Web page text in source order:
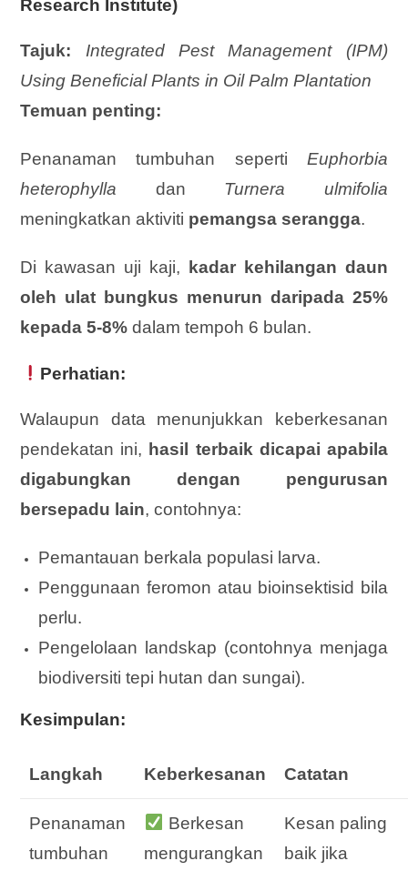
Research Institute)
Tajuk:
Integrated Pest Management (IPM)
Using Beneficial Plants in Oil Palm Plantation
Temuan penting:
Penanaman tumbuhan seperti Euphorbia
heterophylla dan Turnera ulmifolia
meningkatkan aktiviti pemangsa serangga.
Di kawasan uji kaji, kadar kehilangan daun
oleh ulat bungkus menurun daripada 25%
kepada 5-8% dalam tempoh 6 bulan.
Perhatian:
Walaupun data menunjukkan keberkesanan
pendekatan ini, hasil terbaik dicapai apabila
digabungkan dengan pengurusan
bersepadu lain, contohnya:
Pemantauan berkala populasi larva.
Penggunaan feromon atau bioinsektisid bila
perlu.
Pengelolaan landskap (contohnya menjaga
biodiversiti tepi hutan dan sungai).
Kesimpulan:
Langkah Keberkesanan Catatan
Penanaman
tumbuhan
Berkesan
mengurangkan
Kesan paling
baik jika